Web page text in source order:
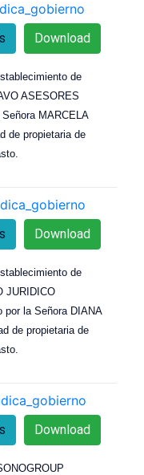
Download
de
ASESORES
MARCELA
de propietaria de
Download
de
JURIDICO
por la Señora DIANA
de propietaria de
Download